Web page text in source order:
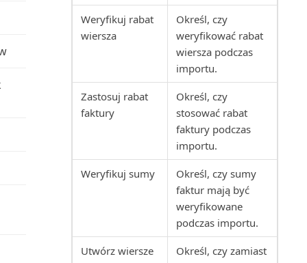
Rejestr zasobów (raport)
Rentowność cennika
serwisowego (raport)
Rozwinięcie ilościowe BOM
Saldo rachunku kosztów/budżet
Saldo roku obrachunkowego
Weryfikuj rabat
wiersza
Określ, czy
weryfikować rabat
wiersza podczas
importu.
Zastosuj rabat
faktury
Określ, czy
stosować rabat
faktury podczas
importu.
Weryfikuj sumy
Określ, czy sumy
faktur mają być
weryfikowane
podczas importu.
Utwórz wiersze
Określ, czy zamiast